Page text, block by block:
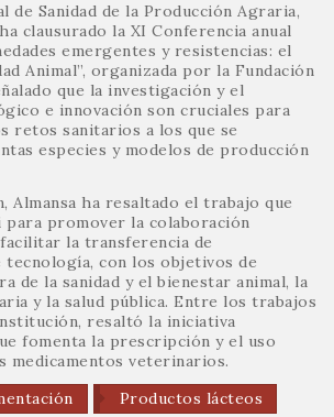
de Sanidad de la Producción Agraria,
clausurado la XI Conferencia anual
emergentes y resistencias: el
Animal”, organizada por la Fundación
que la investigación y el
e innovación son cruciales para
retos sanitarios a los que se
especies y modelos de producción
Almansa ha resaltado el trabajo que
para promover la colaboración
la transferencia de
tecnología, con los objetivos de
de la sanidad y el bienestar animal, la
y la salud pública. Entre los trabajos
resaltó la iniciativa
fomenta la prescripción y el uso
medicamentos veterinarios.
Productos lácteos